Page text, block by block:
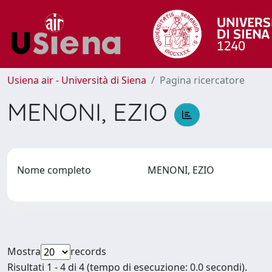
Usiena air - Università di Siena Pagina ricercatore
MENONI, EZIO
Nome completo MENONI, EZIO
Mostra
records
Risultati 1 - 4 di 4 (tempo di esecuzione: 0.0 secondi).